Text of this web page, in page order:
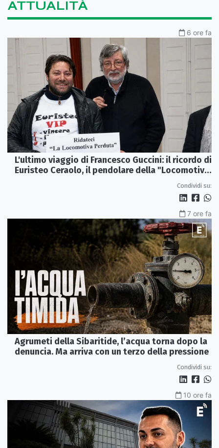
ATTUALITÀ
6 ore fa
L'ultimo viaggio di Francesco Guccini: il ricordo di
Euristeo Ceraolo, il pendolare della "Locomotiva
Condividi su:
7 ore fa
Agrumeti della Sibaritide, l’acqua torna dopo la
denuncia. Ma arriva con un terzo della pressione
Condividi su:
10 ore fa